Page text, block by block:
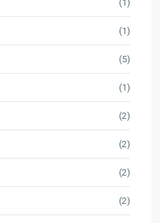
(1)
(1)
(5)
(1)
(2)
(2)
(2)
(2)